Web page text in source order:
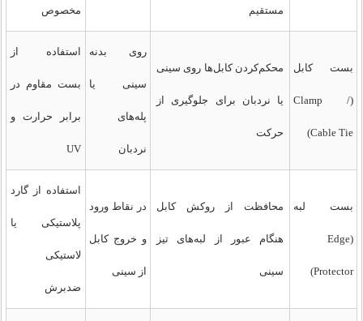
مستقیم مخصوص
بست کابل
(Clamp /
Cable Tie)
محکم‌کردن کابل‌ها روی سینی
یا نردبان برای جلوگیری از
حرکت
روی بدنه
سینی یا
پله‌های
نردبان
استفاده از
بست مقاوم در
برابر حرارت و
UV
بست لبه
(Edge
Protector)
محافظت از روکش کابل
هنگام عبور از لبه‌های تیز
سینی
در نقاط ورود
و خروج کابل
از سینی
استفاده از گارد
پلاستیکی یا
لاستیکی
ضدبرش